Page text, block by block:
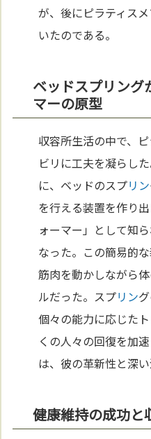
が、後にピラティス
いたのである。
ベッドスプリング
マーの原型
収容所生活の中で、
ビリに工夫を凝らし
に、ベッドのスプリン
を行える装置を作り
ォーマー」として知
なった。この簡易的
筋肉を動かしながら
ルだった。スプリン
個々の能力に応じた
くの人々の回復を加
は、彼の革新性と深
健康維持の成功と